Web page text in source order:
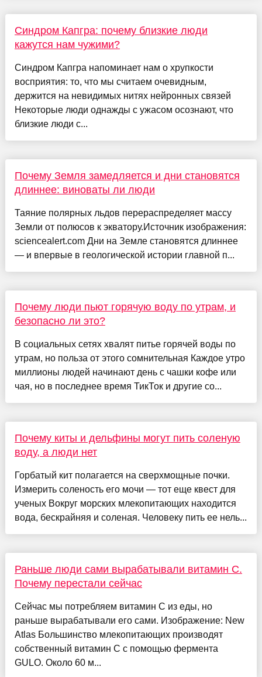
Синдром Капгра: почему близкие люди
кажутся нам чужими?
Синдром Капгра напоминает нам о хрупкости
восприятия: то, что мы считаем очевидным,
держится на невидимых нитях нейронных связей
Некоторые люди однажды с ужасом осознают, что
близкие люди с...
Почему Земля замедляется и дни становятся
длиннее: виноваты ли люди
Таяние полярных льдов перераспределяет массу
Земли от полюсов к экватору.Источник изображения:
sciencealert.com Дни на Земле становятся длиннее
— и впервые в геологической истории главной п...
Почему люди пьют горячую воду по утрам, и
безопасно ли это?
В социальных сетях хвалят питье горячей воды по
утрам, но польза от этого сомнительная Каждое утро
миллионы людей начинают день с чашки кофе или
чая, но в последнее время ТикТок и другие со...
Почему киты и дельфины могут пить соленую
воду, а люди нет
Горбатый кит полагается на сверхмощные почки.
Измерить соленость его мочи — тот еще квест для
ученых Вокруг морских млекопитающих находится
вода, бескрайняя и соленая. Человеку пить ее нель...
Раньше люди сами вырабатывали витамин C.
Почему перестали сейчас
Сейчас мы потребляем витамин С из еды, но
раньше вырабатывали его сами. Изображение: New
Atlas Большинство млекопитающих производят
собственный витамин C с помощью фермента
GULO. Около 60 м...